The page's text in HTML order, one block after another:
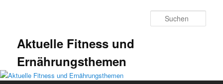
Aktuelle Fitness und
Ernährungsthemen